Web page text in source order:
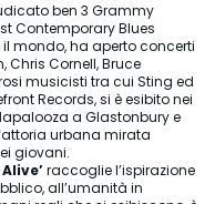
ben 3 Grammy
Contemporary Blues
mondo, ha aperto concerti
Chris Cornell, Bruce
musicisti tra cui Sting ed
Records, si è esibito nei
a Glastonbury e
urbana mirata
giovani.
raccoglie l’ispirazione
all’umanità in